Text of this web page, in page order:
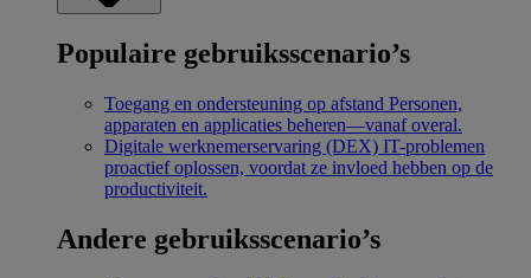
Populaire gebruiksscenario’s
Toegang en ondersteuning op afstand Personen,
apparaten en applicaties beheren—vanaf overal.
Digitale werknemerservaring (DEX) IT-problemen
proactief oplossen, voordat ze invloed hebben op de
productiviteit.
Andere gebruiksscenario’s